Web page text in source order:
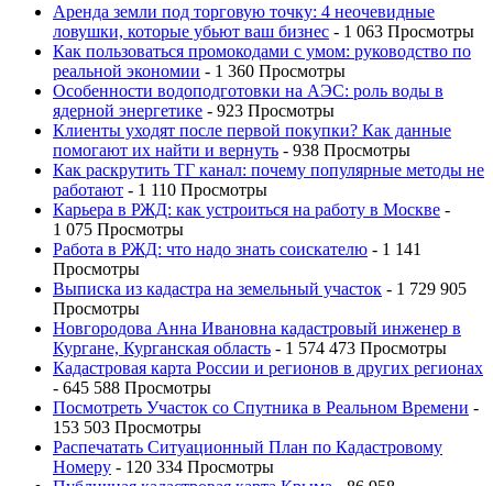
Аренда земли под торговую точку: 4 неочевидные
ловушки, которые убьют ваш бизнес - 1 063 Просмотры
Как пользоваться промокодами с умом: руководство по
реальной экономии - 1 360 Просмотры
Особенности водоподготовки на АЭС: роль воды в
ядерной энергетике - 923 Просмотры
Клиенты уходят после первой покупки? Как данные
помогают их найти и вернуть - 938 Просмотры
Как раскрутить ТГ канал: почему популярные методы не
работают - 1 110 Просмотры
Карьера в РЖД: как устроиться на работу в Москве -
1 075 Просмотры
Работа в РЖД: что надо знать соискателю - 1 141
Просмотры
Выписка из кадастра на земельный участок - 1 729 905
Просмотры
Новгородова Анна Ивановна кадастровый инженер в
Кургане, Курганская область - 1 574 473 Просмотры
Кадастровая карта России и регионов в других регионах
- 645 588 Просмотры
Посмотреть Участок со Спутника в Реальном Времени -
153 503 Просмотры
Распечатать Ситуационный План по Кадастровому
Номеру - 120 334 Просмотры